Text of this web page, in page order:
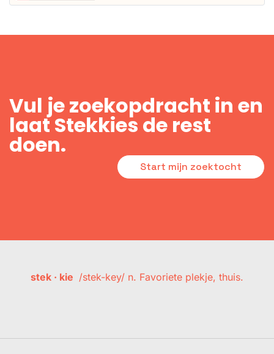
Vul je zoekopdracht in en
laat Stekkies de rest
doen.
Start mijn zoektocht
stek · kie /stek-key/ n. Favoriete plekje, thuis.